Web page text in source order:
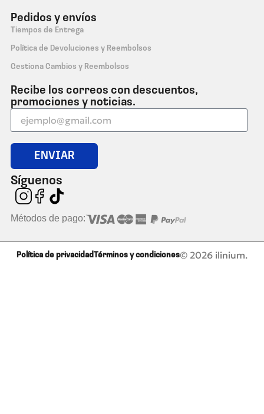
Pedidos y envíos
Tiempos de Entrega
Política de Devoluciones y Reembolsos
Gestiona Cambios y Reembolsos
Recibe los correos con descuentos,
promociones y noticias.
ENVIAR
Síguenos
Métodos de pago:
© 2026 ilinium.
Política de privacidadTérminos y condiciones